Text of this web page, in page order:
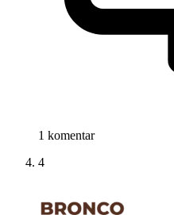
1 komentar
4